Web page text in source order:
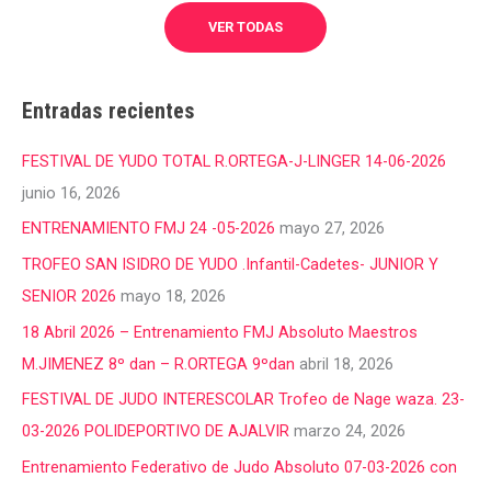
VER TODAS
Entradas recientes
FESTIVAL DE YUDO TOTAL R.ORTEGA-J-LINGER 14-06-2026
junio 16, 2026
ENTRENAMIENTO FMJ 24 -05-2026 mayo 27, 2026
TROFEO SAN ISIDRO DE YUDO .Infantil-Cadetes- JUNIOR Y
SENIOR 2026 mayo 18, 2026
18 Abril 2026 – Entrenamiento FMJ Absoluto Maestros
M.JIMENEZ 8º dan – R.ORTEGA 9ºdan abril 18, 2026
FESTIVAL DE JUDO INTERESCOLAR Trofeo de Nage waza. 23-
03-2026 POLIDEPORTIVO DE AJALVIR marzo 24, 2026
Entrenamiento Federativo de Judo Absoluto 07-03-2026 con